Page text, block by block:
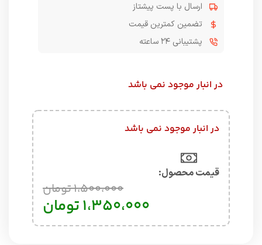
ارسال با پست پیشتاز
تضمین کمترین قیمت
پشتیبانی ۲۴ ساعته
در انبار موجود نمی باشد
در انبار موجود نمی باشد
قیمت محصول:​
1،500،000تومان
1،350،000تومان